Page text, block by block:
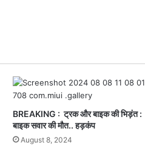
BREAKING : ट्रक और बाइक की भिड़ंत :
बाइक सवार की मौत.. हड़कंप
August 8, 2024